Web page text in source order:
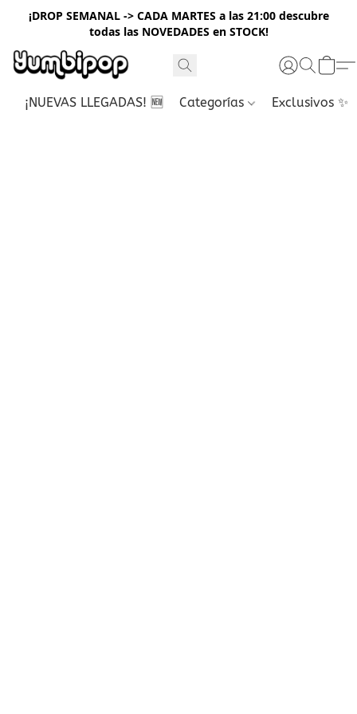
¡DROP SEMANAL -> CADA MARTES a las 21:00 descubre
todas las NOVEDADES en STOCK!
¡NUEVAS LLEGADAS! 🆕 Categorías Exclusivos ✨